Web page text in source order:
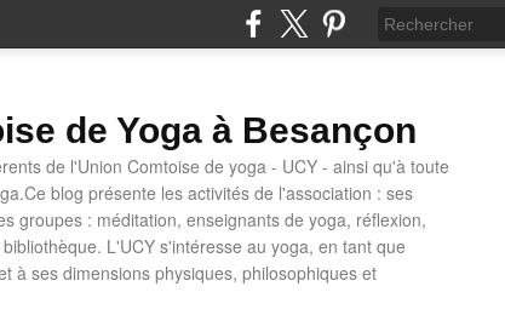
de Yoga à Besançon
de l'Union Comtoise de yoga - UCY - ainsi qu'à toute
blog présente les activités de l'association : ses
groupes : méditation, enseignants de yoga, réflexion,
L'UCY s'intéresse au yoga, en tant que
à ses dimensions physiques, philosophiques et